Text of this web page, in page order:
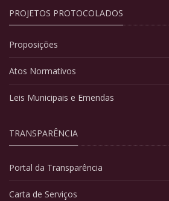
PROJETOS PROTOCOLADOS
Proposições
Atos Normativos
Leis Municipais e Emendas
TRANSPARÊNCIA
Portal da Transparência
Carta de Serviços